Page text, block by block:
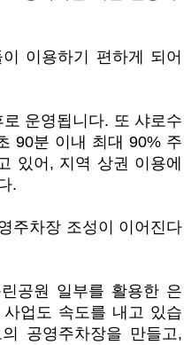
이용하기 편하게 되어
운영됩니다. 또 샤로수
90분 이내 최대 90% 주
있어 , 지역 상권 이용에
.
주차장 조성이 이어진다
린공원 일부를 활용한 은
업도 속도를 내고 있습
공영주차장을 만들고,